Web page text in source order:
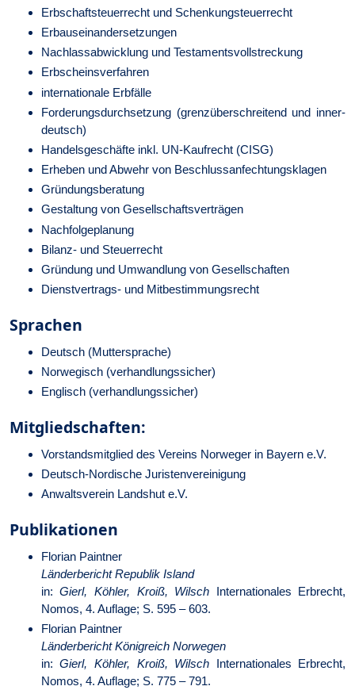
Erbschaft­steuerrecht und Schenkung­steuerrecht
Erbauseinander­setzun­gen
Nachlass­abwicklung und Testaments­voll­streckung
Erbscheins­ver­fahren
internationale Erbfälle
Forderungsdurchsetzung (grenz­über­schrei­tend und inner­
deutsch)
Handelsgeschäfte inkl. UN-Kauf­recht (CISG)
Erheben und Abwehr von Be­schluss­anfech­tungs­klagen
Gründungsberatung
Gestaltung von Gesellschaftsverträgen
Nachfolgeplanung
Bilanz- und Steuerrecht
Gründung und Umwandlung von Gesell­schaf­ten
Dienst­vertrags- und Mit­be­stim­mungs­recht
Sprachen
Deutsch (Muttersprache)
Norwegisch (verhandlungssicher)
Englisch (verhandlungssicher)
Mitgliedschaften:
Vorstandsmitglied des Vereins Norweger in Bayern e.V.
Deutsch-Nordische Juristen­vereini­gung
Anwaltsverein Landshut e.V.
Publikationen
Florian Paintner
Länderbericht Republik Island
in:Gierl, Köhler, Kroiß, Wilsch Internationales Erbrecht,
Nomos, 4. Auflage; S. 595 – 603.
Florian Paintner
Länderbericht Königreich Norwegen
in:Gierl, Köhler, Kroiß, Wilsch Internationales Erbrecht,
Nomos, 4. Auflage; S. 775 – 791.